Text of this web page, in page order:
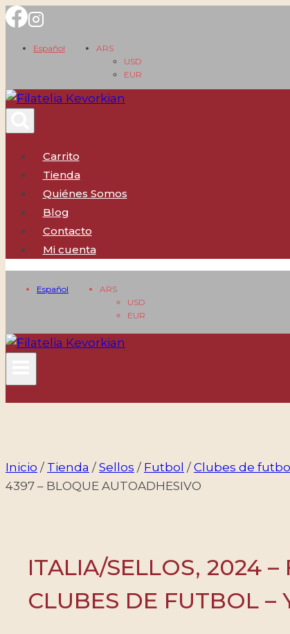
Saltar
contenido
Español
ARS
USD
EUR
Carrito
Tienda
Quiénes Somos
Blog
Contacto
Mi cuenta
Español
ARS
USD
EUR
Inicio / Tienda / Sellos / Futbol / Clubes de futbol
4397 – BLOQUE AUTOADHESIVO
ITALIA/SELLOS, 2024
CLUBES DE FUTBOL